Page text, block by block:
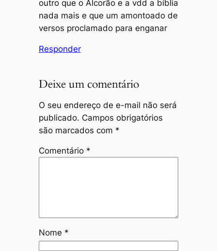
outro que o Alcorão e a vdd a bíblia
nada mais e que um amontoado de
versos proclamado para enganar
Responder
Deixe um comentário
O seu endereço de e-mail não será
publicado. Campos obrigatórios
são marcados com *
Comentário *
Nome *